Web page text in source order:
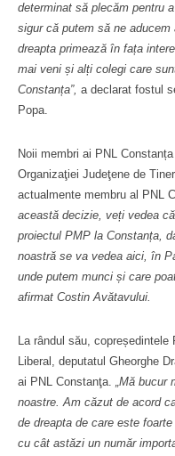
determinat să plecăm pentru
sigur că putem să ne
dreapta primează în fața
mai veni și alți colegi care
Constanța”, a declarat fostul
Popa.
Noii membri ai PNL
Organizaţiei Judeţene de
actualmente membru al PNL
această decizie, veți vedea
proiectul PMP la Constanța,
noastră se va vedea aici, în
unde putem munci și care
afirmat Costin Avătavului.
La rândul său,
Liberal, deputatul Gheorghe
ai PNL Constanţa. „Mă bucur
noastre. Am căzut de acord
de dreapta de care este
cu cât astăzi un număr